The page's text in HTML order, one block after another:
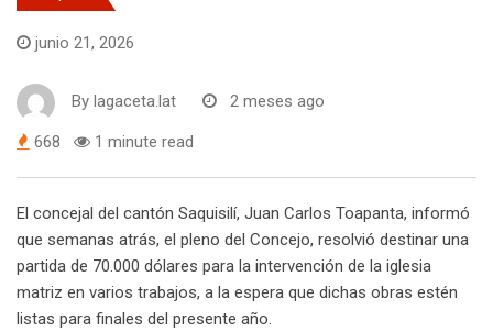
junio 21, 2026
By lagaceta.lat 2 meses ago
668 1 minute read
El concejal del cantón Saquisilí, Juan Carlos Toapanta, informó
que semanas atrás, el pleno del Concejo, resolvió destinar una
partida de 70.000 dólares para la intervención de la iglesia
matriz en varios trabajos, a la espera que dichas obras estén
listas para finales del presente año.